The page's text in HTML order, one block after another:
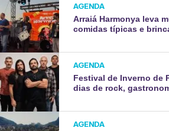
AGENDA
Arraiá Harmonya leva
comidas típicas e
AGENDA
Festival de Inverno de
dias de rock,
AGENDA